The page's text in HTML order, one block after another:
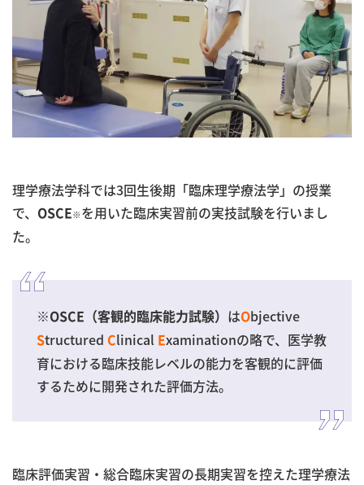
理学療法学科では3回生後期「臨床理学療法学」の授業
で、
OSCE ※ を用いた臨床実習前の実技試験を行いまし
た。
※OSCE（客観的臨床能力試験） はObjective
Structured Clinical Examinationの略で、医学教
育における臨床技能レベルの能力を客観的に評価
するために開発された評価方法。
臨床評価実習・総合臨床実習の長期実習を控えた理学療法